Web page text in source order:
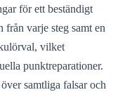
för ett beständigt
varje steg samt en
vilket
punktreparationer.
samtliga falsar och